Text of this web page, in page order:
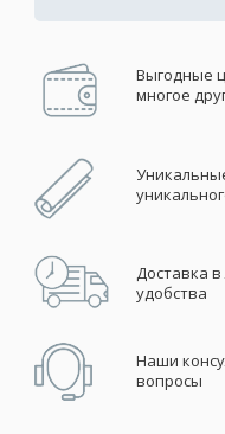
Выгодные
многое
Доставка
удобства
Наши
вопросы